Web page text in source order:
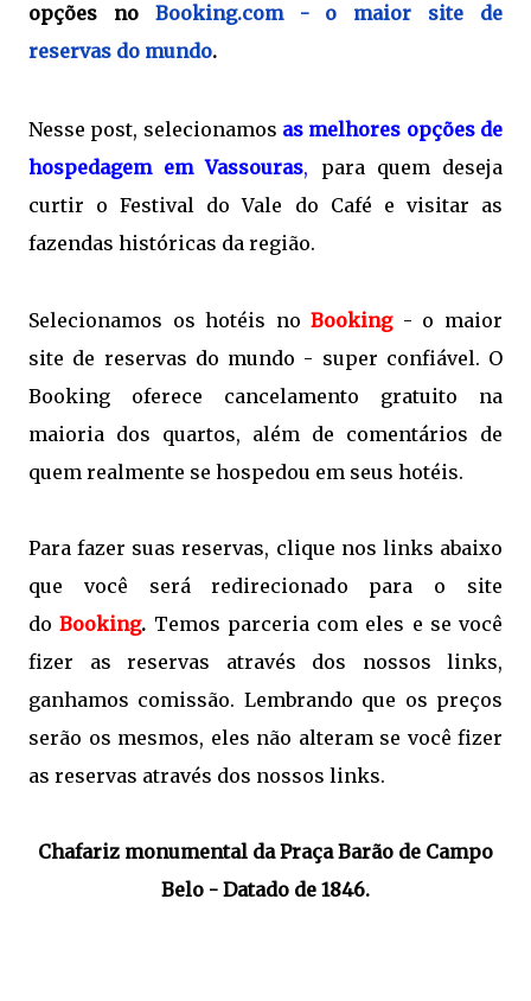
opções no Booking.com - o maior site de
reservas do mundo.
Nesse post, selecionamos as melhores opções de
hospedagem em Vassouras, para quem deseja
curtir o Festival do Vale do Café e visitar as
fazendas históricas da região.
Selecionamos os hotéis noBooking- o maior
site de reservas do mundo - super confiável. O
Booking oferece cancelamento gratuito na
maioria dos quartos, além de comentários de
quem realmente se hospedou em seus hotéis.
Para fazer suas reservas, clique nos links abaixo
que você será redirecionado para o site
doBooking. Temos parceria com eles e se você
fizer as reservas através dos nossos links,
ganhamos comissão. Lembrando que os preços
serão os mesmos, eles não alteram se você fizer
as reservas através dos nossos links.
Chafariz monumental da Praça Barão de Campo
Belo - Datado de 1846.